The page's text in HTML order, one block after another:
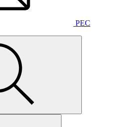
PEC